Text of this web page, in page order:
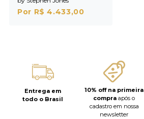
Por R$ 4.433,00
Entrega em
todo o Brasil
10% off na primeira
compra após o
cadastro em nossa
newsletter